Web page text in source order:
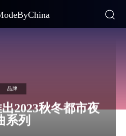
品牌
2023秋冬都市夜
系列